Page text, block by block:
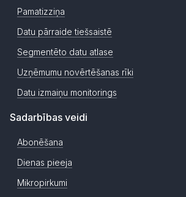
Pamatizziņa
Datu pārraide tiešsaistē
Segmentēto datu atlase
Uzņēmumu novērtēšanas rīki
Datu izmaiņu monitorings
Sadarbības veidi
Abonēšana
Dienas pieeja
Mikropirkumi